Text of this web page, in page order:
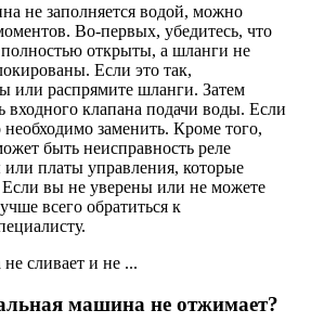
не заполняется водой, можно
Во-первых, убедитесь, что
открыты, а шланги не
Если это так,
или распрямите шланги. Затем
входного клапана подачи воды. Если
заменить. Кроме того,
быть неисправность реле
платы управления, которые
Если вы не уверены или не можете
всего обратиться к
машина не отжимает?